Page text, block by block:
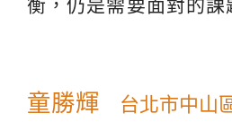
衡，仍是需要面對的課
童勝輝 台北市中山